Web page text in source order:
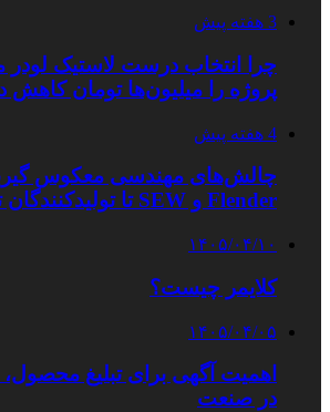
3 هفته پیش
چرا انتخاب درست لاستیک لودر
پروژه را میلیون‌ها تومان کاهش
4 هفته پیش
چالش‌های مهندسی معکوس
Flender و SEW تا تولیدکنندگان تخصصی ایرانی
۱۴۰۵/۰۴/۱۰
کلایمر چیست؟
۱۴۰۵/۰۴/۰۵
اهمیت آگهی برای تبلیغ
در صنعت